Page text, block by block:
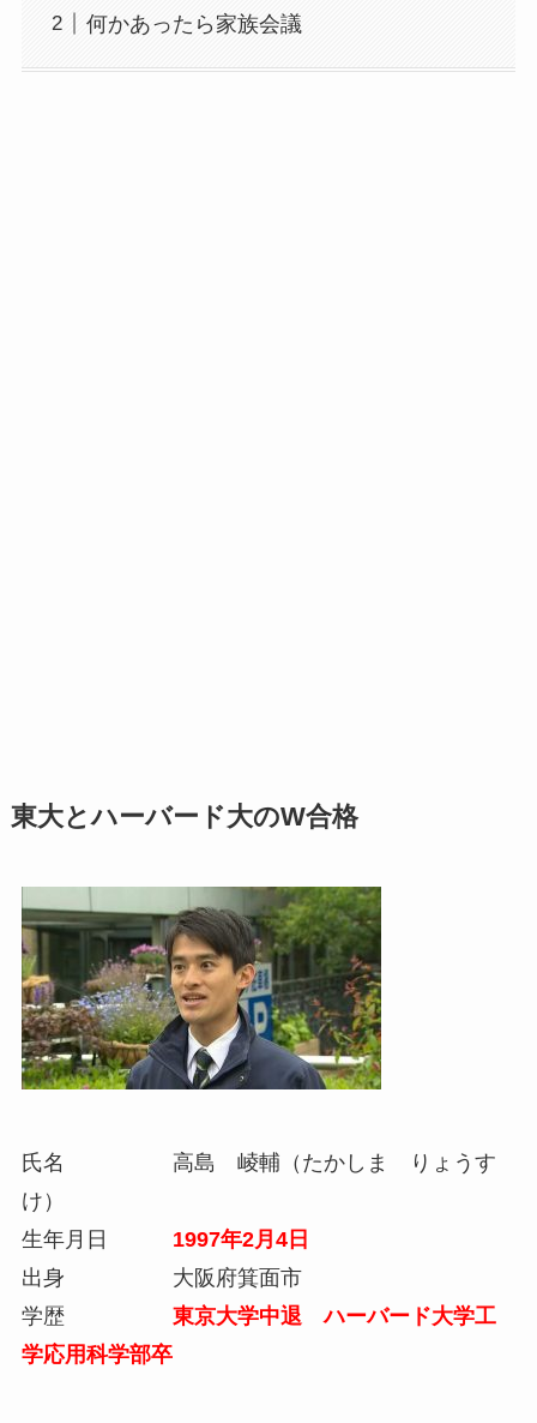
何かあったら家族会議
東大とハーバード大のW合格
氏名 高島 崚輔（たかしま りょうす
け）
生年月日 1997年2月4日
出身 大阪府箕面市
学歴 東京大学中退 ハーバード大学工
学応用科学部卒